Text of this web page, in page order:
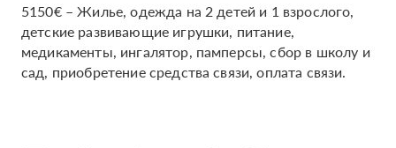
5150€ – Жилье, одежда на 2 детей и 1 взрослого,
детские развивающие игрушки, питание,
медикаменты, ингалятор, памперсы, сбор в школу и
сад, приобретение средства связи, оплата связи.